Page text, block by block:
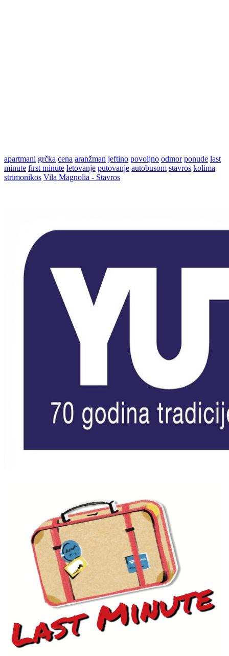
apartmani grčka cena aranžman jeftino povoljno odmor ponude last
minute first minute letovanje putovanje autobusom stavros kolima
strimonikos Vila Magnolia - Stavros